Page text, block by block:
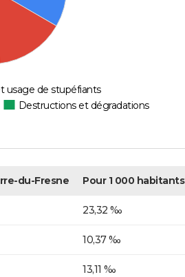
usage de stupéfiants
Destructions et dégradations
du-Fresne Pour 1 000 habitants
23,32 ‰
10,37 ‰
13,11 ‰